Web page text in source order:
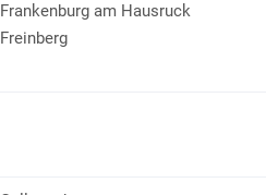
Frankenburg am Hausruck
Freinberg